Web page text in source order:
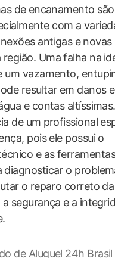
de ⁣encanamento são
com‌ a
antigas e ⁣novas
Uma falha na⁣
um vazamento,
resultar em danos
e‍ contas
de um ⁢profissional
pois ele possui o
e as ferramentas⁤
diagnosticar o
⁤o reparo​ correto
⁤segurança ⁤e a
de Aluguel 24h Brasil